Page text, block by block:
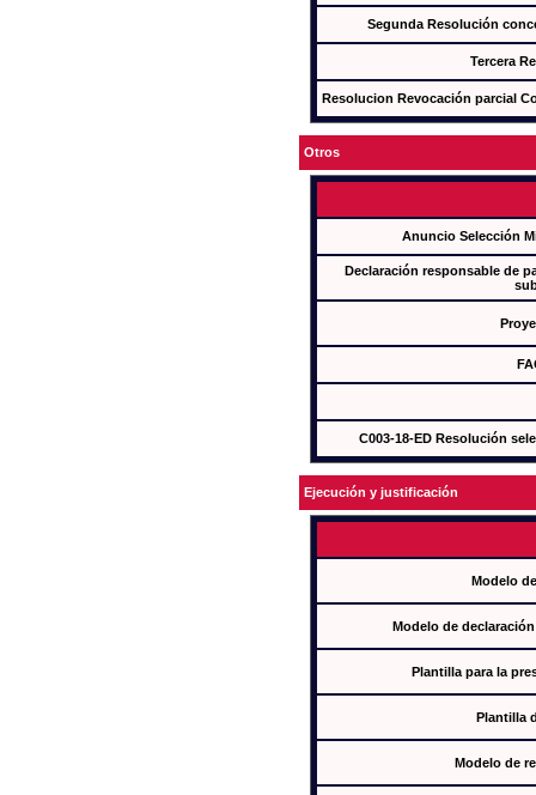
Segunda Resolución
Tercera
Resolucion Revocación parcial
Otros
Anuncio Selección
Declaración responsable de
C003-18-ED Resolución
Ejecución y justificación
Modelo
Modelo de
Plantilla para la
Plantilla
Modelo de